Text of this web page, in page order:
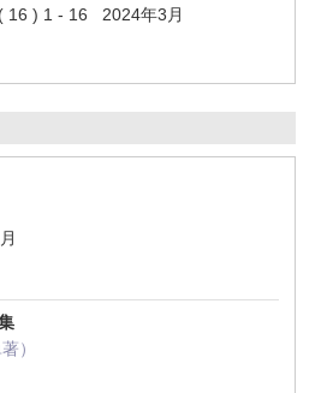
16 ) 1 - 16 2024年3月
）